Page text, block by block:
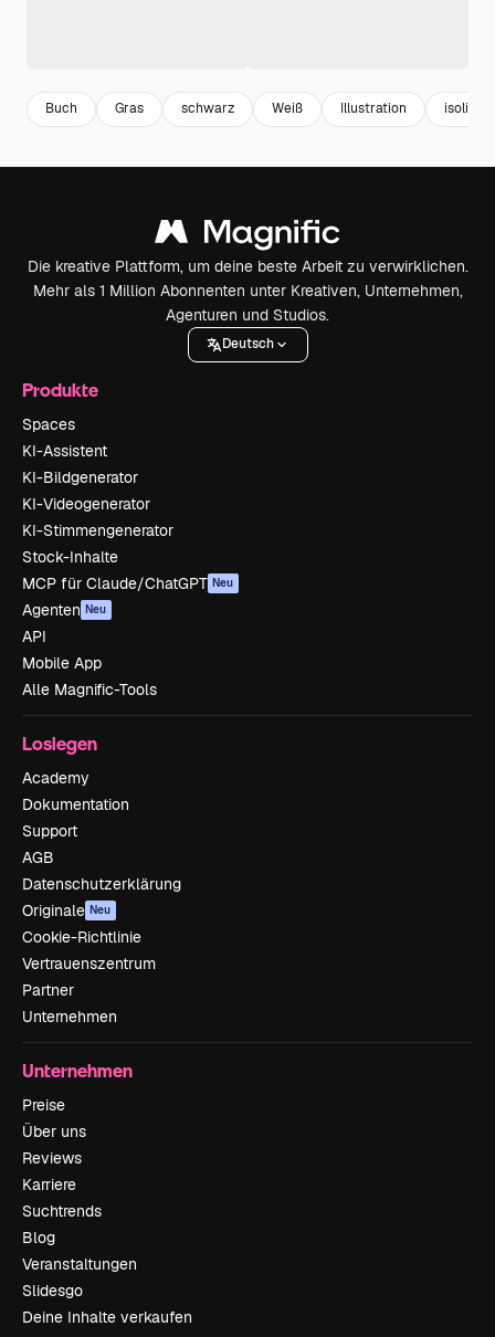
Buch Gras schwarz Weiß Illustration isoliert
Die kreative Plattform, um deine beste Arbeit zu verwirklichen.
Mehr als 1 Million Abonnenten unter Kreativen, Unternehmen,
Agenturen und Studios.
Deutsch
Produkte
Spaces
KI-Assistent
KI-Bildgenerator
KI-Videogenerator
KI-Stimmengenerator
Stock-Inhalte
MCP für Claude/ChatGPT Neu
Agenten Neu
API
Mobile App
Alle Magnific-Tools
Loslegen
Academy
Dokumentation
Support
AGB
Datenschutzerklärung
Originale Neu
Cookie-Richtlinie
Vertrauenszentrum
Partner
Unternehmen
Unternehmen
Preise
Über uns
Reviews
Karriere
Suchtrends
Blog
Veranstaltungen
Slidesgo
Deine Inhalte verkaufen